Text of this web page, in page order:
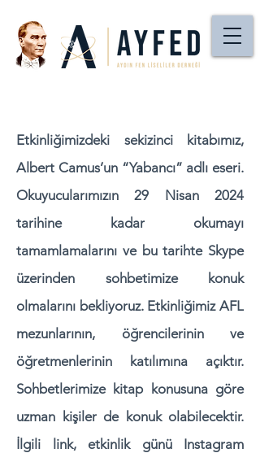
Etkinliğimizdeki sekizinci kitabımız,
Albert Camus’un “Yabancı” adlı eseri.
Okuyucularımızın 29 Nisan 2024
tarihine kadar okumayı
tamamlamalarını ve bu tarihte Skype
üzerinden sohbetimize konuk
olmalarını bekliyoruz. Etkinliğimiz AFL
mezunlarının, öğrencilerinin ve
öğretmenlerinin katılımına açıktır.
Sohbetlerimize kitap konusuna göre
uzman kişiler de konuk olabilecektir.
İlgili link, etkinlik günü Instagram